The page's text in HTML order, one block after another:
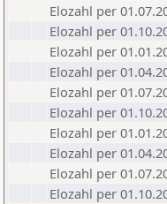
Elozahl per
Elozahl per
Elozahl per
Elozahl per
Elozahl per
Elozahl per
Elozahl per
Elozahl per
Elozahl per
Elozahl per